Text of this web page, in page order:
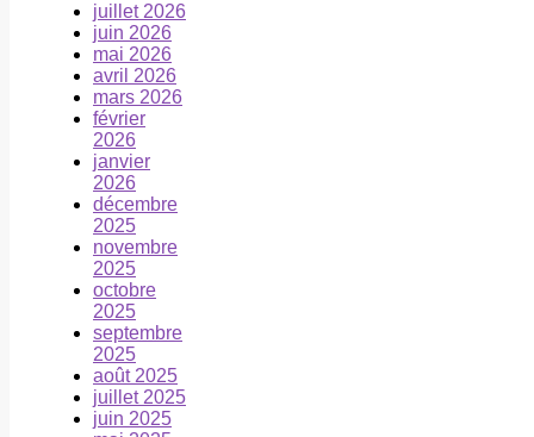
juillet 2026
juin 2026
mai 2026
avril 2026
mars 2026
février
2026
janvier
2026
décembre
2025
novembre
2025
octobre
2025
septembre
2025
août 2025
juillet 2025
juin 2025